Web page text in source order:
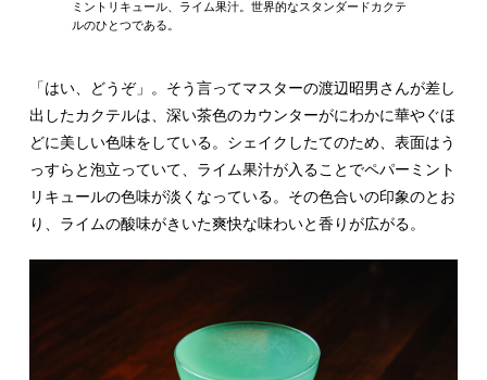
ミントリキュール、ライム果汁。世界的なスタンダードカクテ
ルのひとつである。
「はい、どうぞ」。そう言ってマスターの渡辺昭男さんが差し
出したカクテルは、深い茶色のカウンターがにわかに華やぐほ
どに美しい色味をしている。シェイクしたてのため、表面はう
っすらと泡立っていて、ライム果汁が入ることでペパーミント
リキュールの色味が淡くなっている。その色合いの印象のとお
り、ライムの酸味がきいた爽快な味わいと香りが広がる。